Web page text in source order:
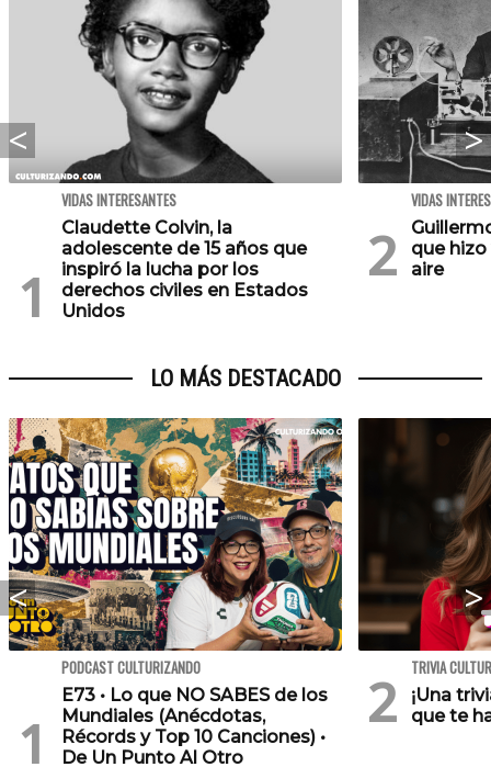
VIDAS INTERESANTES
Claudette Colvin, la
adolescente de 15 años que
inspiró la lucha por los
derechos civiles en Estados
Unidos
VIDAS
que hizo
aire
LO MÁS DESTACADO
PODCAST CULTURIZANDO
E73 • Lo que NO SABES de los
Mundiales (Anécdotas,
Récords y Top 10 Canciones) •
De Un Punto Al Otro
TRIVIA
¡Una
que te